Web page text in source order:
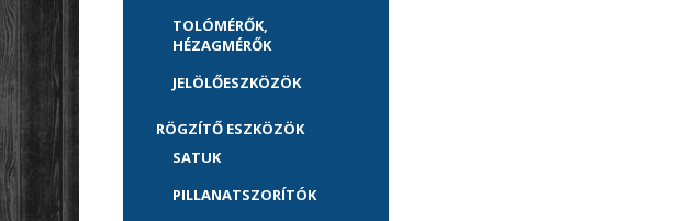
TOLÓMÉRŐK,
HÉZAGMÉRŐK
JELÖLŐESZKÖZÖK
RÖGZÍTŐ ESZKÖZÖK
SATUK
PILLANATSZORÍTÓK